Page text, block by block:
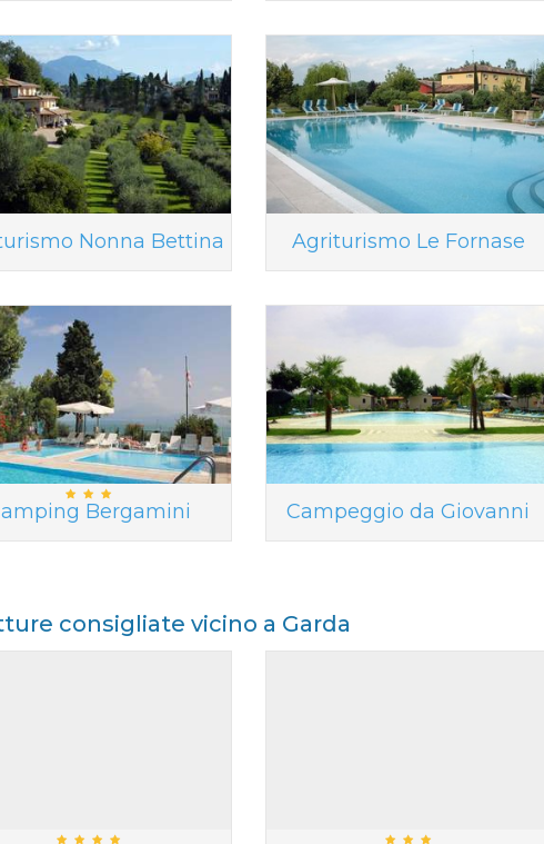
Nonna Bettina Agriturismo Le Fornase
Bergamini Campeggio da Giovanni
consigliate vicino a Garda